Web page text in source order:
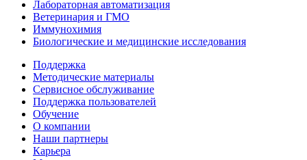
Лабораторная автоматизация
Ветеринария и ГМО
Иммунохимия
Биологические и медицинские исследования
Поддержка
Методические материалы
Сервисное обслуживание
Поддержка пользователей
Обучение
О компании
Наши партнеры
Карьера